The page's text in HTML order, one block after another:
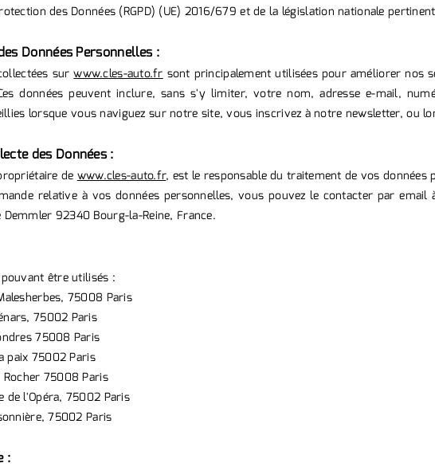
des Données (RGPD) (UE) 2016/679 et de la législation nationale
Données Personnelles :
surwww.cles-auto.fr sont principalement utilisées pour améliorer nos
données peuvent inclure, sans s'y limiter, votre nom, adresse e-mail,
lorsque vous naviguez sur notre site, vous inscrivez à notre newsletter, ou
des Données :
de www.cles-auto.fr, est le responsable du traitement de vos données
relative à vos données personnelles, vous pouvez le contacter par email
92340 Bourg-la-Reine, France.
être utilisés :
75008 Paris
75002 Paris
75008 Paris
paix 75002 Paris
75008 Paris
de l'Opéra, 75002 Paris
75002 Paris
: